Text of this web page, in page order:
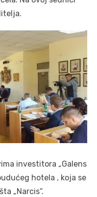
investitora „Galens
hotela , koja se
„Narcis“.